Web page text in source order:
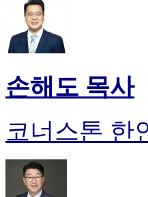
손해도 목사
코너스톤 한